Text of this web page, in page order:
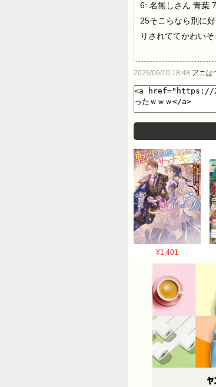
6: 名無しさん 青葉
25そこらなら別に
りされててかわい
2026/06/10 18:48 アニは
¥1,401